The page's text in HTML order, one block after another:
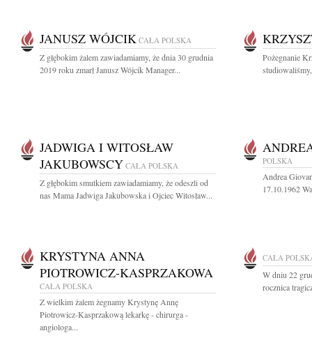
JANUSZ WÓJCIK CAŁA POLSKA
Z głębokim żalem zawiadamiamy, że dnia 30 grudnia
2019 roku zmarł Janusz Wójcik Manager...
Pożegnanie
JADWIGA I WITOSŁAW
JAKUBOWSCY CAŁA POLSKA
Z głębokim smutkiem zawiadamiamy, że odeszli od
nas Mama Jadwiga Jakubowska i Ojciec Witosław...
POLSKA
Andrea
17.10.1962
KRYSTYNA ANNA
PIOTROWICZ-KASPRZAKOWA
CAŁA POLSKA
Z wielkim żalem żegnamy Krystynę Annę
Piotrowicz-Kasprzakową lekarkę - chirurga -
angiologa...
CAŁA
W dniu 22
rocznica